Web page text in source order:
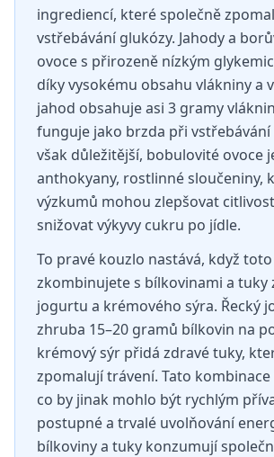
ingrediencí, které společně
vstřebávání glukózy. Jahody a
ovoce s přirozeně nízkým
díky vysokému obsahu vlákniny a
jahod obsahuje asi 3 gramy
funguje jako brzda při vstřebávání
však důležitější, bobulovité ovoce
anthokyany, rostlinné sloučeniny,
výzkumů mohou zlepšovat
snižovat výkyvy cukru po jídle.
To pravé kouzlo nastává, když
zkombinujete s bílkovinami a tuky
jogurtu a krémového sýra. Řecký
zhruba 15–20 gramů bílkovin na
krémový sýr přidá zdravé tuky,
zpomalují trávení. Tato
co by jinak mohlo být rychlým
postupné a trvalé uvolňování
bílkoviny a tuky konzumují